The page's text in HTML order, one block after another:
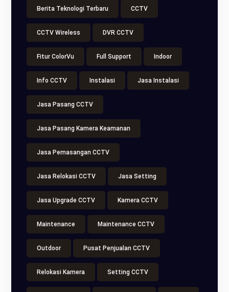
Berita Teknologi Terbaru CCTV
CCTV Wireless DVR CCTV
Fitur ColorVu Full Support Indoor
Info CCTV Instalasi Jasa Instalasi
Jasa Pasang CCTV
Jasa Pasang Kamera Keamanan
Jasa Pemasangan CCTV
Jasa Relokasi CCTV Jasa Setting
Jasa Upgrade CCTV Kamera CCTV
Maintenance Maintenance CCTV
Outdoor Pusat Penjualan CCTV
Relokasi Kamera Setting CCTV